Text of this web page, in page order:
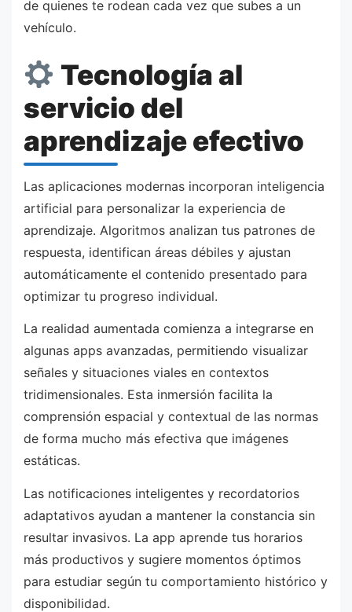
de quienes te rodean cada vez que subes a un
vehículo.
Tecnología al
servicio del
aprendizaje efectivo
Las aplicaciones modernas incorporan inteligencia
artificial para personalizar la experiencia de
aprendizaje. Algoritmos analizan tus patrones de
respuesta, identifican áreas débiles y ajustan
automáticamente el contenido presentado para
optimizar tu progreso individual.
La realidad aumentada comienza a integrarse en
algunas apps avanzadas, permitiendo visualizar
señales y situaciones viales en contextos
tridimensionales. Esta inmersión facilita la
comprensión espacial y contextual de las normas
de forma mucho más efectiva que imágenes
estáticas.
Las notificaciones inteligentes y recordatorios
adaptativos ayudan a mantener la constancia sin
resultar invasivos. La app aprende tus horarios
más productivos y sugiere momentos óptimos
para estudiar según tu comportamiento histórico y
disponibilidad.